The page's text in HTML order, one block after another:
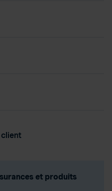
client
et produits